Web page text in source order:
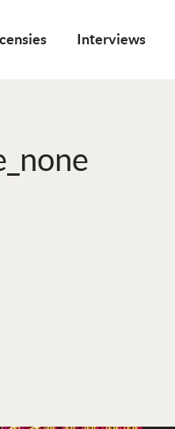
Interviews